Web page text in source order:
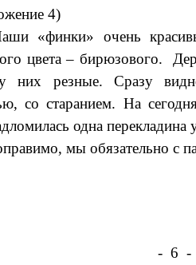
4)
«финки» очень
цвета – бирюзового.
них резные. Сразу
со старанием. На
одна
мы обязательно с
- 6 -